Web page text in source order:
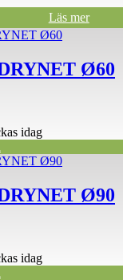
Läs mer
Ø60
idag
Ø90
idag